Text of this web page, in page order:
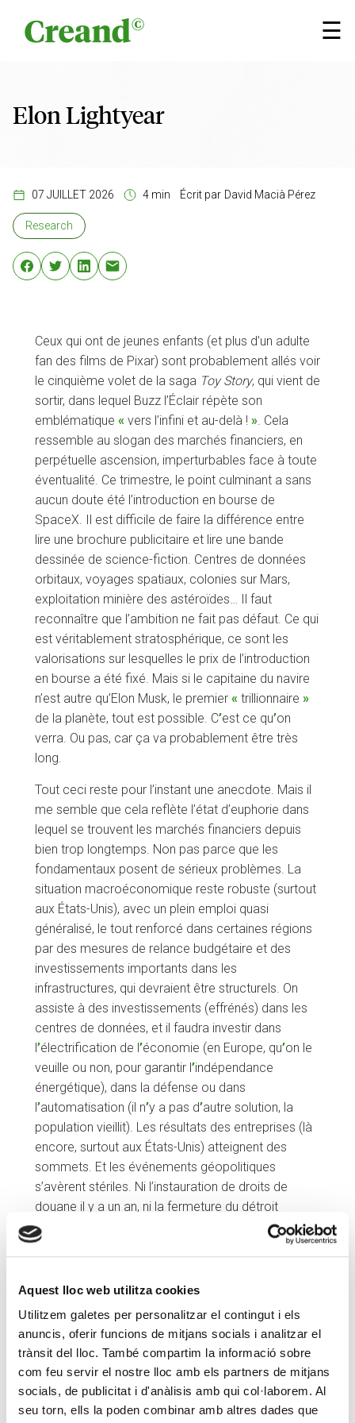
Aquest lloc web utilitza cookies
Utilitzem galetes per personalitzar el contingut i els
anuncis, oferir funcions de mitjans socials i analitzar el
trànsit del lloc. També compartim la informació sobre
com feu servir el nostre lloc amb els partners de mitjans
socials, de publicitat i d'anàlisis amb qui col·laborem. Al
seu torn, ells la poden combinar amb altres dades que
☰
×
Elon Lightyear
07 JUILLET 2026 4 min Écrit par David Macià Pérez
Research
Ceux qui ont de jeunes enfants (et plus d’un adulte
fan des films de Pixar) sont probablement allés voir
le cinquième volet de la saga Toy Story, qui vient de
sortir, dans lequel Buzz l’Éclair répète son
emblématique « vers l’infini et au-delà ! ». Cela
ressemble au slogan des marchés financiers, en
perpétuelle ascension, imperturbables face à toute
éventualité. Ce trimestre, le point culminant a sans
aucun doute été l’introduction en bourse de
SpaceX. Il est difficile de faire la différence entre
lire une brochure publicitaire et lire une bande
dessinée de science-fiction. Centres de données
orbitaux, voyages spatiaux, colonies sur Mars,
exploitation minière des astéroïdes… Il faut
reconnaître que l’ambition ne fait pas défaut. Ce qui
est véritablement stratosphérique, ce sont les
valorisations sur lesquelles le prix de l’introduction
en bourse a été fixé. Mais si le capitaine du navire
n’est autre qu’Elon Musk, le premier « trillionnaire »
de la planète, tout est possible. C’est ce qu’on
verra. Ou pas, car ça va probablement être très
long.
Tout ceci reste pour l’instant une anecdote. Mais il
me semble que cela reflète l’état d’euphorie dans
lequel se trouvent les marchés financiers depuis
bien trop longtemps. Non pas parce que les
fondamentaux posent de sérieux problèmes. La
situation macroéconomique reste robuste (surtout
aux États-Unis), avec un plein emploi quasi
généralisé, le tout renforcé dans certaines régions
par des mesures de relance budgétaire et des
investissements importants dans les
infrastructures, qui devraient être structurels. On
assiste à des investissements (effrénés) dans les
centres de données, et il faudra investir dans
l’électrification de l’économie (en Europe, qu’on le
veuille ou non, pour garantir l’indépendance
énergétique), dans la défense ou dans
l’automatisation (il n’y a pas d’autre solution, la
population vieillit). Les résultats des entreprises (là
encore, surtout aux États-Unis) atteignent des
sommets. Et les événements géopolitiques
s’avèrent stériles. Ni l’instauration de droits de
douane il y a un an, ni la fermeture du détroit
d’Ormuz pendant plusieurs mois n’ont eu, jusqu’à
présent, d’impact macroéconomique significatif.
contrairement à l’avis de tous les experts, qui
un an et demi une fois la situation revenue à la
normale. Mais de la normalité, pas la moindre
trace. Seul un tiers des navires habituels transitent
par le détroit, et de temps à autre, un missile est
tiré d’ un côté ou de l’autre. Mais cela ne change